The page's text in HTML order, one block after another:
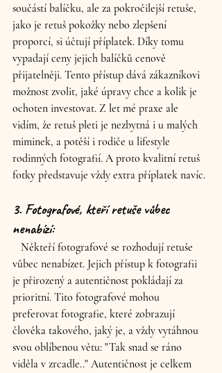
součástí balíčku, ale za pokročilejší retuše,
jako je retuš pokožky nebo zlepšení
proporcí, si účtují příplatek. Díky tomu
vypadají ceny jejich balíčků cenově
přijatelněji. Tento přístup dává zákazníkovi
možnost zvolit, jaké úpravy chce a kolik je
ochoten investovat. Z let mé praxe ale
vidím, že retuš pleti je nezbytná i u malých
miminek, a potěší i rodiče u lifestyle
rodinných fotografií. A proto kvalitní retuš
fotky představuje vždy extra příplatek navíc.
3. Fotografové, kteří retuše vůbec
nenabízí:
vůbec nenabízet. Jejich přístup k fotografii
je přirozený a autentičnost pokládají za
prioritní. Tito fotografové mohou
preferovat fotografie, které zobrazují
člověka takového, jaký je, a vždy vytáhnou
svou oblíbenou větu: "Tak snad se ráno
viděla v zrcadle.." Autentičnost je celkem